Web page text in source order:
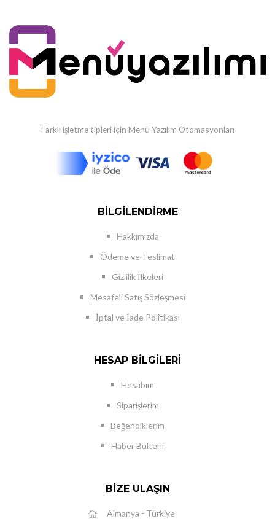
Farklı işletme tipleri için Menü Yazılım Otomasyonları
BILGILENDIRME
Hakkımızda
Ödeme ve Teslimat
Gizlilik İlkeleri
Mesafeli Satış Sözleşmesi
İptal ve İade Politikası
HESAP BILGILERI
Hesabım
Siparişlerim
Beğendiklerim
Haber Bülteni
BIZE ULAŞIN
Almanya - Türkiye